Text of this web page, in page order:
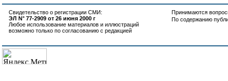
Свидетельство о регистрации СМИ:
ЭЛ N° 77-2909 от 26 июня 2000 г
Любое использование материалов и иллюстраций
возможно только по согласованию с редакцией
Принимаются
По содержанию